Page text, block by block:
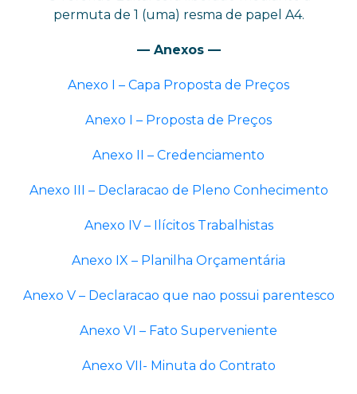
permuta de 1 (uma) resma de papel A4.
— Anexos —
Anexo I – Capa Proposta de Preços
Anexo I – Proposta de Preços
Anexo II – Credenciamento
Anexo III – Declaracao de Pleno Conhecimento
Anexo IV – Ilícitos Trabalhistas
Anexo IX – Planilha Orçamentária
Anexo V – Declaracao que nao possui parentesco
Anexo VI – Fato Superveniente
Anexo VII- Minuta do Contrato